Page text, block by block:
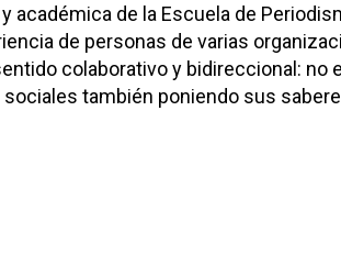
académica de la Escuela de
de personas de varias
colaborativo y bidireccional: no
también poniendo sus